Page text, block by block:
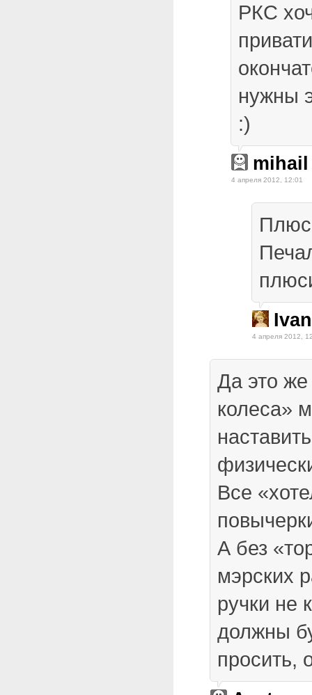
РКС
нужны
:)
mihail
4 апреля 2012, 12:01
4 апреля 2012,
Да это же
колеса»
Все
А без
мэрских
ручки не
должны
просить,